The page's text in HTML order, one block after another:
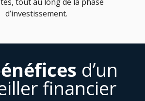
d’investissement.
d’un
financier